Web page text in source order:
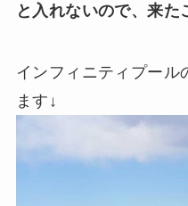
と入れないので、来た
インフィニティプール
ます↓